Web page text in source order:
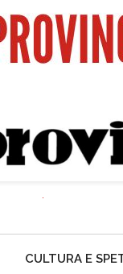
CULTURA E